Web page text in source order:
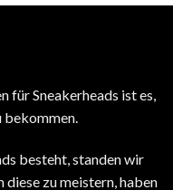
für Sneakerheads ist es,
bekommen.
besteht, standen wir
zu meistern, haben